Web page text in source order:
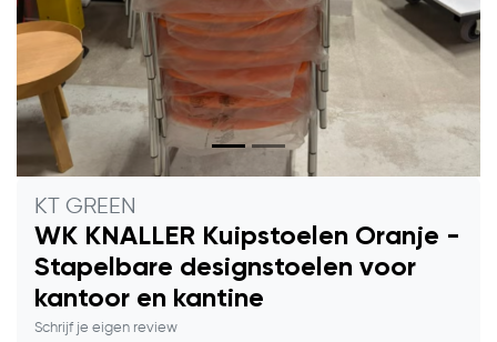
KT GREEN
WK KNALLER Kuipstoelen Oranje -
Stapelbare designstoelen voor
kantoor en kantine
Schrijf je eigen review